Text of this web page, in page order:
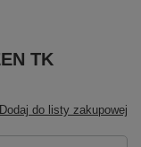
TK
Dodaj do listy zakupowej